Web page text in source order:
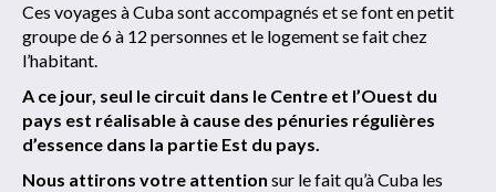
Ces voyages à Cuba sont accompagnés et se font en petit
groupe de 6 à 12 personnes et le logement se fait chez
l’habitant.
A ce jour, seul le circuit dans le Centre et l’Ouest du
pays est réalisable à cause des pénuries régulières
d’essence dans la partie Est du pays.
Nous attirons votre attention sur le fait qu’à Cuba les